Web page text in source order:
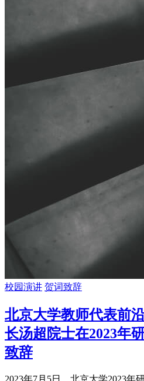
校园演讲 贺词致辞
北京大学教师代表前
长汤超院士在2023年
致辞
2023年7月5日，北京大学2023年